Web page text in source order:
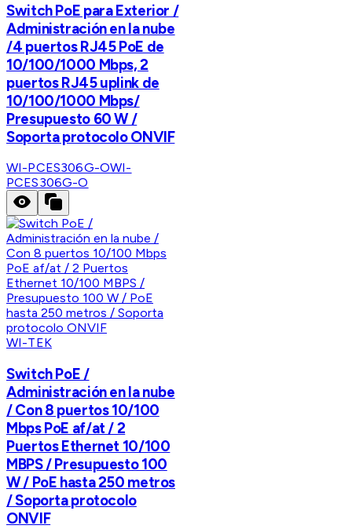
Switch PoE para Exterior /
Administración en la nube
/4 puertos RJ45 PoE de
10/100/1000 Mbps, 2
puertos RJ45 uplink de
10/100/1000 Mbps/
Presupuesto 60 W /
Soporta protocolo ONVIF
WI-PCES306G-OWI-
PCES306G-O
WI-TEK
Switch PoE /
Administración en la nube
/ Con 8 puertos 10/100
Mbps PoE af/at / 2
Puertos Ethernet 10/100
MBPS / Presupuesto 100
W / PoE hasta 250 metros
/ Soporta protocolo
ONVIF